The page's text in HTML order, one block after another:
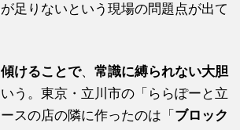
足りないという現場の問題点が出て
けることで、常識に縛られない大胆
いう。東京・立川市の「ららぽーと立
スの店の隣に作ったのは「 ブロック